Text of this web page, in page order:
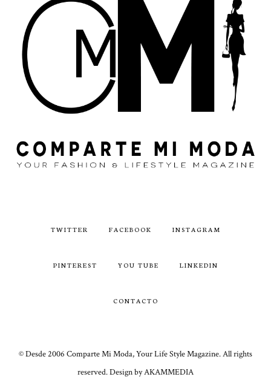
TWITTER FACEBOOK INSTAGRAM
PINTEREST YOU TUBE LINKEDIN
CONTACTO
© Desde 2006 Comparte Mi Moda, Your Life Style Magazine. All rights
reserved. Design by AKAMMEDIA